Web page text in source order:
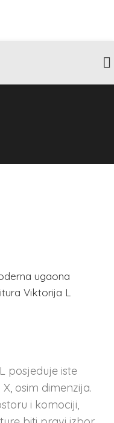
posjeduje iste
osim dimenzija.
i komociji,